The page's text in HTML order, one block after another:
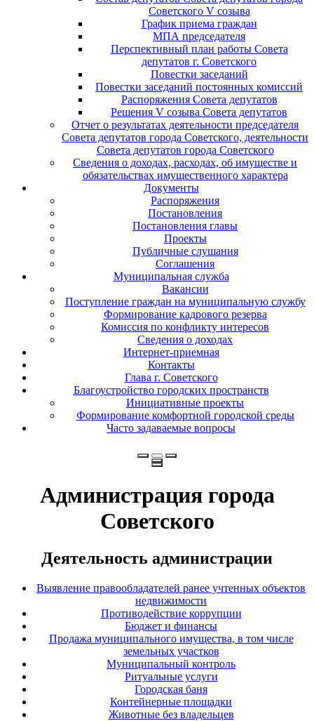
Советского V созыва
График приема граждан
МПА председателя
Перспективный план работы Совета
депутатов г. Советского
Повестки заседаний
Повестки заседаний постоянных комиссий
Распоряжения Совета депутатов
Решения V созыва Совета депутатов
Отчет о результатах деятельности председателя
Совета депутатов города Советского, деятельности
Совета депутатов города Советского
Сведения о доходах, расходах, об имуществе и
обязательствах имущественного характера
Документы
Распоряжения
Постановления
Постановления главы
Проекты
Публичные слушания
Соглашения
Муниципальная служба
Вакансии
Поступление граждан на муниципальную службу
Формирование кадрового резерва
Комиссия по конфликту интересов
Сведения о доходах
Интернет-приемная
Контакты
Глава г. Советского
Благоустройство городских пространств
Инициативные проекты
Формирование комфортной городской среды
Часто задаваемые вопросы
Администрация города
Советского
Деятельность администрации
Выявление правообладателей ранее учтенных объектов
недвижимости
Противодействие коррупции
Бюджет и финансы
Продажа муниципального имущества, в том числе
земельных участков
Муниципальный контроль
Ритуальные услуги
Городская баня
Контейнерные площадки
Животные без владельцев